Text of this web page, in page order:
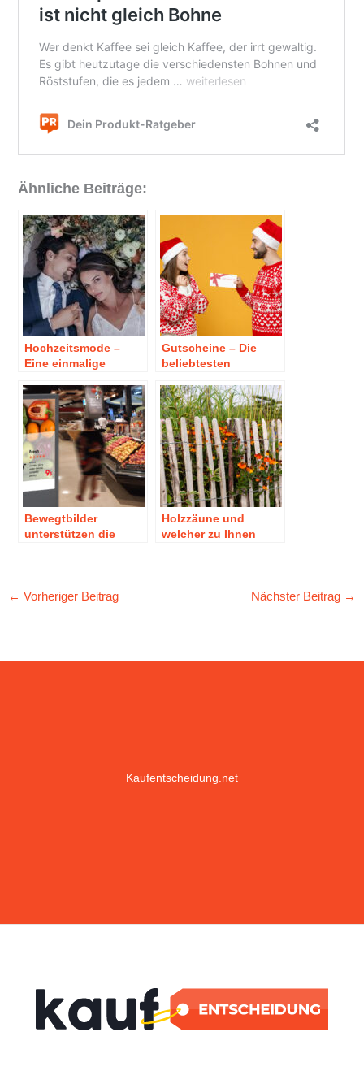
Ähnliche Beiträge:
Hochzeitsmode –
Eine einmalige
Gutscheine – Die
beliebtesten
Weihnachten
Bewegtbilder
unterstützen die
Holzzäune und
welcher zu Ihnen
← Vorheriger Beitrag Nächster Beitrag →
Kaufentscheidung.net